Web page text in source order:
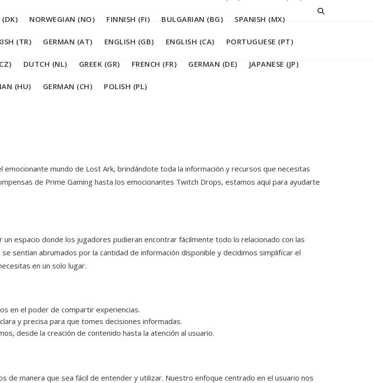
(DK) NORWEGIAN (NO) FINNISH (FI) BULGARIAN (BG) SPANISH (MX)
(TR) GERMAN (AT) ENGLISH (GB) ENGLISH (CA) PORTUGUESE (PT)
DUTCH (NL) GREEK (GR) FRENCH (FR) GERMAN (DE) JAPANESE (JP)
(HU) GERMAN (CH) POLISH (PL)
emocionante mundo de Lost Ark, brindándote toda la información y recursos que necesitas
de Prime Gaming hasta los emocionantes Twitch Drops, estamos aquí para ayudarte
espacio donde los jugadores pudieran encontrar fácilmente todo lo relacionado con las
sentían abrumados por la cantidad de información disponible y decidimos simplificar el
en un solo lugar.
en el poder de compartir experiencias.
y precisa para que tomes decisiones informadas.
desde la creación de contenido hasta la atención al usuario.
de manera que sea fácil de entender y utilizar. Nuestro enfoque centrado en el usuario nos